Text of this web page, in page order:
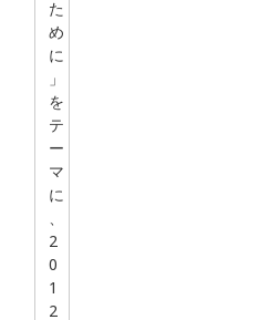
た
め
に
」
を
テ
ー
マ
に
、
2
0
1
2